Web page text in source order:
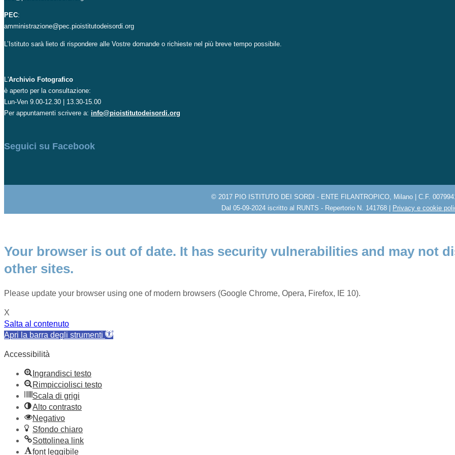
PEC:
amministrazione@pec.pioistitutodeisordi.org
L’Istituto sarà lieto di rispondere alle Vostre domande o richieste nel più breve tempo possibile.
L'Archivio Fotografico
è aperto per la consultazione:
Lun-Ven 9.00-12.30 | 13.30-15.00
Per appuntamenti scrivere a: info@pioistitutodeisordi.org
Seguici su Facebook
© 2017 PIO ISTITUTO DEI SORDI - ENTE FILANTROPICO, Milano | C.F.
Dal 05-09-2024 iscritto al RUNTS - Repertorio N. 141768 |
Privacy e cookie
Your browser is out of date. It has security vulnerabilities and may not
other sites.
Please update your browser using one of modern browsers (Google Chrome, Opera, Firefox, IE 10).
X
Salta al contenuto
Apri la barra degli strumenti
Accessibilità
Ingrandisci testo
Rimpicciolisci testo
Scala di grigi
Alto contrasto
Negativo
Sfondo chiaro
Sottolinea link
font leggibile